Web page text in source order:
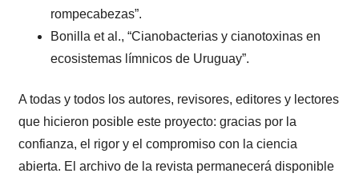
rompecabezas”.
Bonilla et al., “Cianobacterias y cianotoxinas en
ecosistemas límnicos de Uruguay”.
A todas y todos los autores, revisores, editores y lectores
que hicieron posible este proyecto: gracias por la
confianza, el rigor y el compromiso con la ciencia
abierta. El archivo de la revista permanecerá disponible